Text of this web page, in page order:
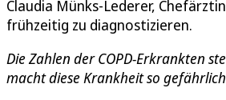
Claudia Münks-Lederer,
frühzeitig zu diagnostizieren.
Die Zahlen der COPD-Erkrankten
macht diese Krankheit so